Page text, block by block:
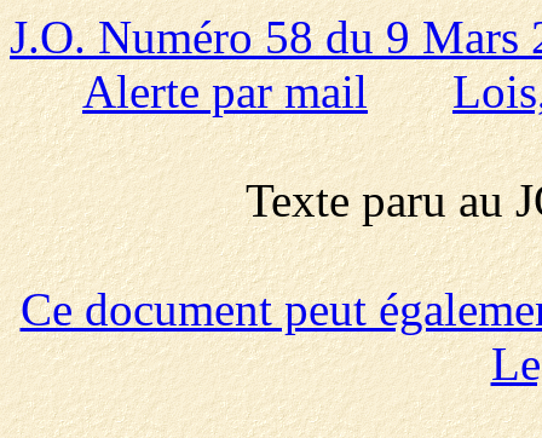
J.O. Numéro 58 du 9 Mars
Alerte par mail
Texte paru au
Ce document peut